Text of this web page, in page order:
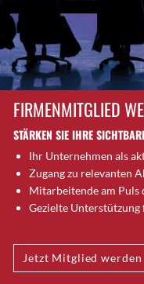
Burgdorf
Bäretswil
Bülach
Cazis
Cham
Chur
Crissier
Davos Platz
Dietikon
Dietlikon
FIRMENMITGLIED
STÄRKEN SIE IHRE
Ihr Unternehmen als
Zugang zu relevanten
Mitarbeitende am Puls
Gezielte
Jetzt Mitglied werden